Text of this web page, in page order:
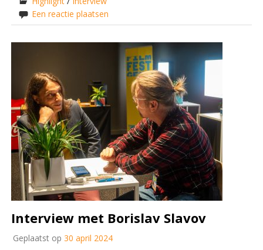
Een reactie plaatsen
Interview met Borislav Slavov
Geplaatst op 30 april 2024